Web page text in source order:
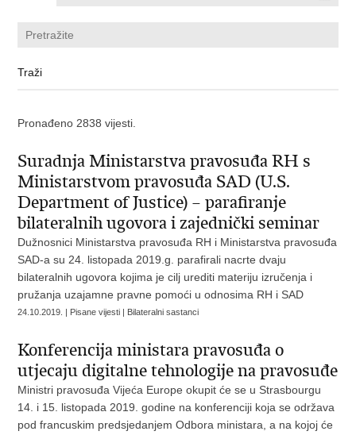
Pronađeno 2838 vijesti.
Suradnja Ministarstva pravosuđa RH s
Ministarstvom pravosuđa SAD (U.S.
Department of Justice) – parafiranje
bilateralnih ugovora i zajednički seminar
Dužnosnici Ministarstva pravosuđa RH i Ministarstva pravosuđa
SAD-a su 24. listopada 2019.g. parafirali nacrte dvaju
bilateralnih ugovora kojima je cilj urediti materiju izručenja i
pružanja uzajamne pravne pomoći u odnosima RH i SAD
24.10.2019. | Pisane vijesti | Bilateralni sastanci
Konferencija ministara pravosuđa o
utjecaju digitalne tehnologije na pravosuđe
Ministri pravosuđa Vijeća Europe okupit će se u Strasbourgu
14. i 15. listopada 2019. godine na konferenciji koja se održava
pod francuskim predsjedanjem Odbora ministara, a na kojoj će